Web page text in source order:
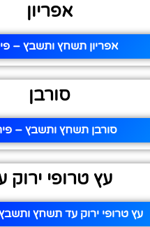
אפריון
אפריון תשחץ ותשבץ –
סורבן
סורבן תשחץ ותשבץ –
עץ טרופי ירוק
עץ טרופי ירוק עד תשחץ